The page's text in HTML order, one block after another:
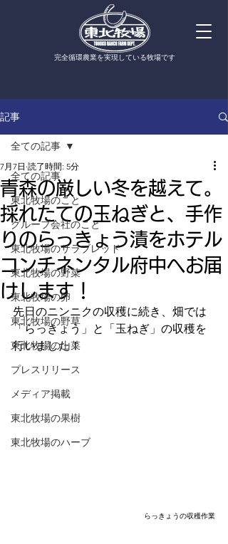
​完全循環農業を実現している牧場です
記事
全ての記事
東北牧場のこと
グループ会社のこと
東北牧場のサラブレッド
東北牧場の野菜
東北牧場の卵
東北牧場の野草
東北牧場の山菜
プレスリリース
メディア掲載
東北牧場の果樹
東北牧場のハーブ
全ての記事
青森の厳しい冬を越えて。
採れたての玉ねぎと、手作
りのらっきょう漬をホテル
コンチネンタル府中へお届
けします！
7月7日 読了時間: 5分
先日のニンニクの収穫に続き、畑では
「らっきょう」と「玉ねぎ」の収穫を
行いました！
らっきょうの収穫作業